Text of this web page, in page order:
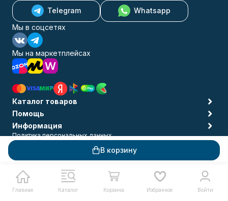
В корзину
Главная Каталог Корзина Избранное Войти
Telegram
Whatsapp
Мы в соцсетях
Мы на маркетплейсах
Каталог товаров
Помощь
Информация
Политика персональных данных
© 2009-2026 MSANTEH